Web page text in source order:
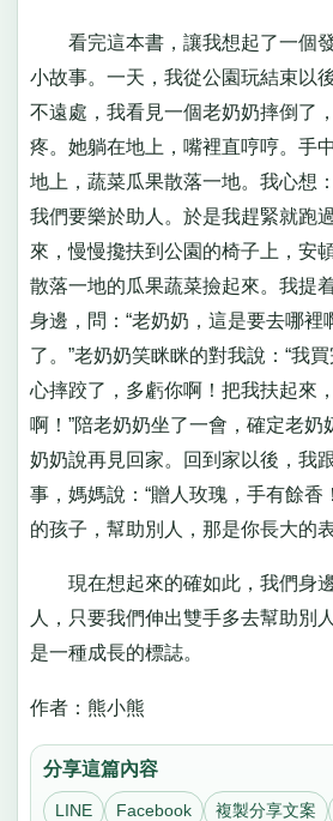
看完這本書，讓我想起了一個發
小故事。一天，我從公園玩結束以
不遠處，我看見一個老奶奶摔倒了
疼。她躺在地上，嘴裡直哼哼。手
地上，蔬菜瓜果散落一地。我心想
我們要樂於助人。於是我趕緊就跑
來，慢慢攙扶到公園的椅子上，安
散落一地的瓜果蔬菜撿起來。我提
身邊，問：“老奶奶，這是要去哪裡
了。”老奶奶笑眯眯的對我說：“我
心摔跤了，多虧你啊！把我扶起來
啊！”陪老奶奶坐了一會，確定老奶
奶奶說再見回家。回到家以後，我
事，媽媽說：“贈人玫瑰，手有餘香
的孩子，幫助別人，那是你長大的
現在想起來的確如此，我們身邊
人，只要我們伸出雙手多去幫助別
是一種成長的標誌。
作者：熊小熊
分享這篇內容
LINE Facebook 複製分享文案